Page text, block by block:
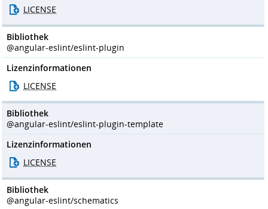
LICENSE
Bibliothek
@angular-eslint/eslint-plugin
Lizenzinformationen
LICENSE
Bibliothek
@angular-eslint/eslint-plugin-template
Lizenzinformationen
LICENSE
Bibliothek
@angular-eslint/schematics